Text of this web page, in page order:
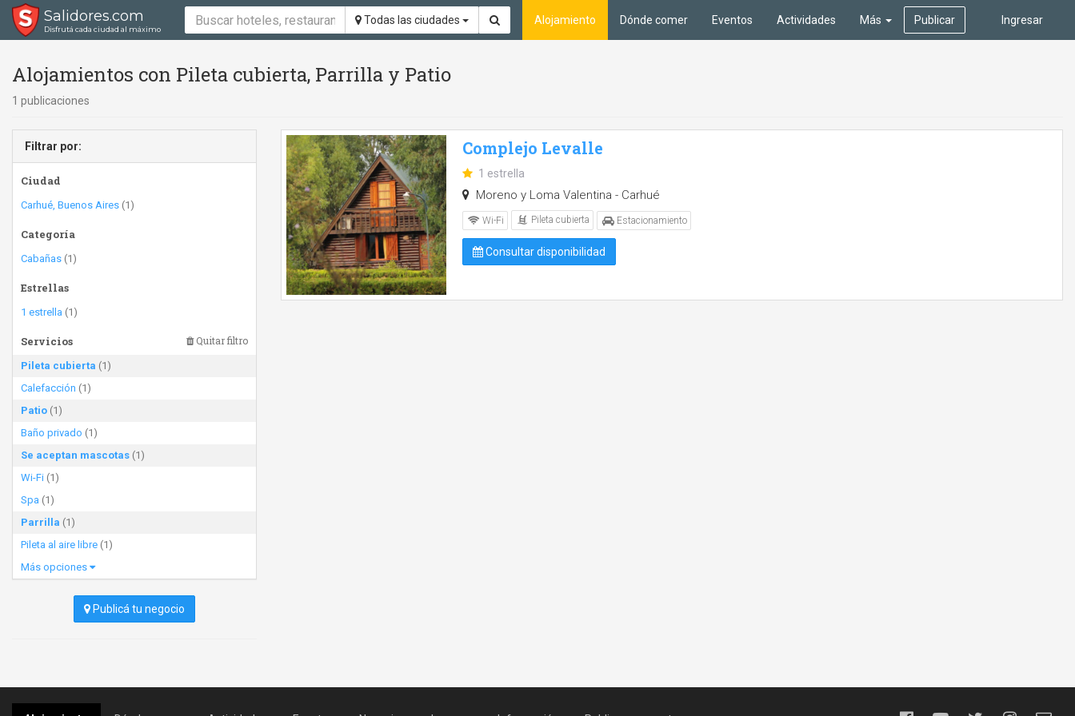
Salidores.com
Disfrutá cada ciudad al máximo
Todas las ciudades Ingresar
Alojamiento Dónde comer Eventos Actividades Más Publicar
Alojamientos con Pileta cubierta, Parrilla y Patio
1 publicaciones
Filtrar por:
Ciudad
Carhué, Buenos Aires (1)
Categoría
Cabañas (1)
Estrellas
1 estrella (1)
Servicios Quitar filtro
Pileta cubierta (1)
Calefacción (1)
Patio (1)
Baño privado (1)
Se aceptan mascotas (1)
Wi-Fi (1)
Spa (1)
Parrilla (1)
Pileta al aire libre (1)
Más opciones
Publicá tu negocio
Complejo Levalle
1 estrella
Moreno y Loma Valentina - Carhué
Wi-Fi Pileta cubierta Estacionamiento
Consultar disponibilidad